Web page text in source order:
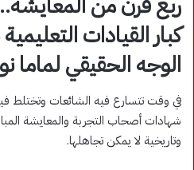
كبار القيادات
الوجه الحقيقي لماما
في وقت تتسارع فيه الشائعات وتختلط فيه
شهادات أصحاب التجربة والمعايشة
وتاريخية لا يمكن تجاهلها.